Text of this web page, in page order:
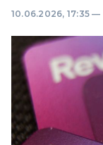
10.06.2026, 17:35 —